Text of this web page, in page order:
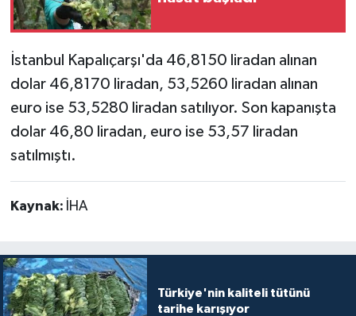
İstanbul Kapalıçarşı'da 46,8150 liradan alınan
dolar 46,8170 liradan, 53,5260 liradan alınan
euro ise 53,5280 liradan satılıyor. Son kapanışta
dolar 46,80 liradan, euro ise 53,57 liradan
satılmıştı.
Kaynak: İHA
Türkiye'nin kaliteli tütünü
tarihe karışıyor
Teknoloji
Yaşam